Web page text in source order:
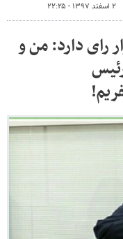
۲ اسفند ۱۳۹۷ - ۲۲:۲۵
نماینده ای که 23هزار رای دارد: من و